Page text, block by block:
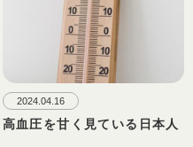
2024.04.16
高血圧を甘く見ている日本人